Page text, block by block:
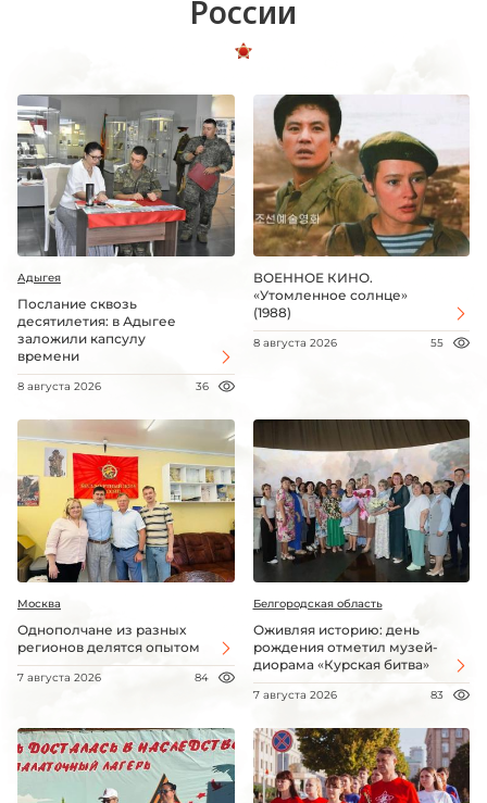
России
Адыгея
Послание сквозь
десятилетия: в Адыгее
заложили капсулу
времени
8 августа 2026 36
ВОЕННОЕ КИНО.
«Утомленное солнце»
(1988)
8 августа 2026 55
Москва
Однополчане из разных
регионов делятся опытом
7 августа 2026 84
Белгородская область
Оживляя историю: день
рождения отметил музей-
диорама «Курская битва»
7 августа 2026 83